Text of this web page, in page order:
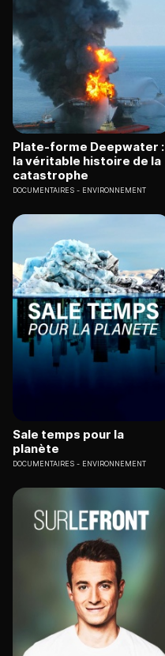
Plate-forme Deepwater :
la véritable histoire de la
catastrophe
DOCUMENTAIRES ENVIRONNEMENT
Sale temps pour la
planète
DOCUMENTAIRES ENVIRONNEMENT